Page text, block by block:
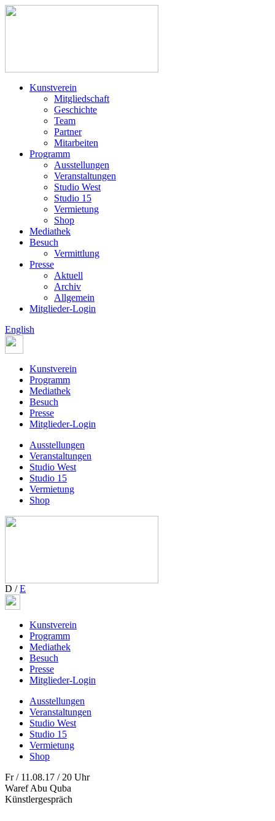
Kunstverein
Mitgliedschaft
Geschichte
Team
Partner
Mitarbeiten
Programm
Ausstellungen
Veranstaltungen
Studio West
Studio 15
Vermietung
Shop
Mediathek
Besuch
Vermittlung
Presse
Aktuell
Archiv
Allgemein
Mitglieder-Login
English
Kunstverein
Programm
Mediathek
Besuch
Presse
Mitglieder-Login
Ausstellungen
Veranstaltungen
Studio West
Studio 15
Vermietung
Shop
D /E
Kunstverein
Programm
Mediathek
Besuch
Presse
Mitglieder-Login
Ausstellungen
Veranstaltungen
Studio West
Studio 15
Vermietung
Shop
Fr / 11.08.17 / 20 Uhr
Waref Abu Quba
Künstlergespräch